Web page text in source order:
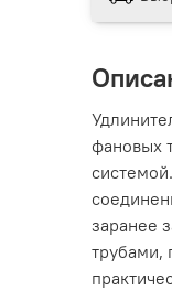
фановых
заранее
трубами,